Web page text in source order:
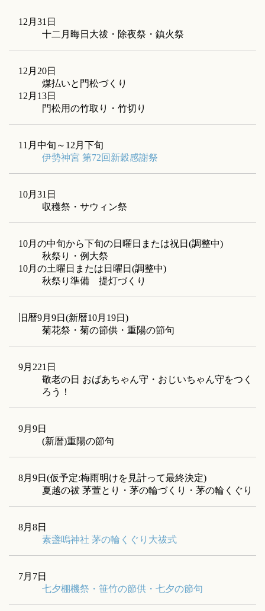
12月31日
十二月晦日大祓・除夜祭・鎮火祭
12月20日
煤払いと門松づくり
12月13日
門松用の竹取り・竹切り
11月中旬～12月下旬
伊勢神宮 第72回新穀感謝祭
10月31日
収穫祭・サウィン祭
10月の中旬から下旬の日曜日または祝日(調整中)
秋祭り・例大祭
10月の土曜日または日曜日(調整中)
秋祭り準備 提灯づくり
旧暦9月9日(新暦10月19日)
菊花祭・菊の節供・重陽の節句
9月221日
敬老の日 おばあちゃん守・おじいちゃん守をつく
ろう！
9月9日
(新暦)重陽の節句
8月9日(仮予定:梅雨明けを見計って最終決定)
夏越の祓 茅萱とり・茅の輪づくり・茅の輪くぐり
8月8日
素盞嗚神社 茅の輪くぐり大祓式
7月7日
七夕棚機祭・笹竹の節供・七夕の節句